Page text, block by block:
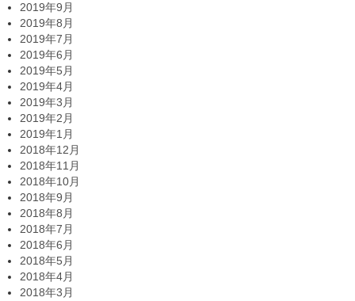
2019年9月
2019年8月
2019年7月
2019年6月
2019年5月
2019年4月
2019年3月
2019年2月
2019年1月
2018年12月
2018年11月
2018年10月
2018年9月
2018年8月
2018年7月
2018年6月
2018年5月
2018年4月
2018年3月